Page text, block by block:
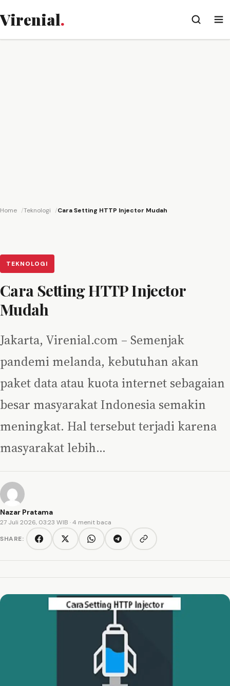
Virenial.
Home Teknologi Cara Setting HTTP Injector Mudah
TEKNOLOGI
Cara Setting HTTP Injector
Mudah
Jakarta, Virenial.com – Semenjak
pandemi melanda, kebutuhan akan
paket data atau kuota internet sebagaian
besar masyarakat Indonesia semakin
meningkat. Hal tersebut terjadi karena
masyarakat lebih…
Nazar Pratama
27 Juli 2026, 03:23 WIB · 4 menit baca
SHARE:
FacebookTwitter/XWhatsAppTelegramCopy link